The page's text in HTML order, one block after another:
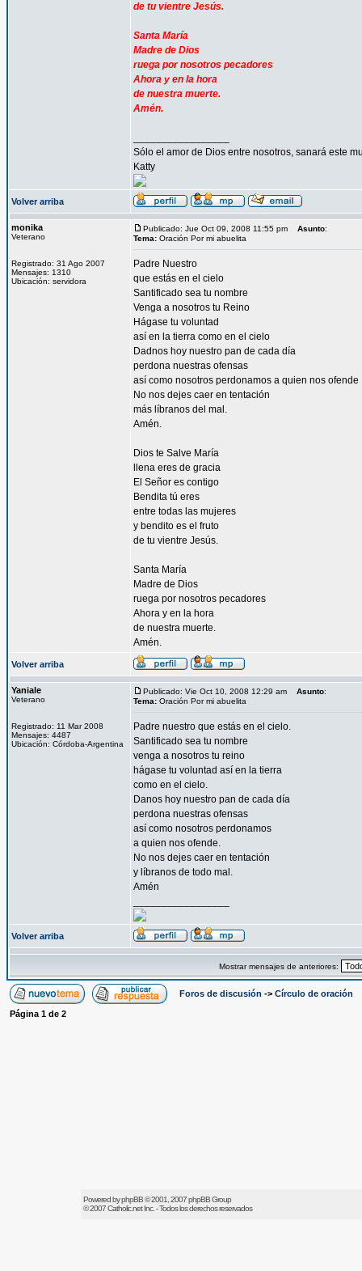
de tu vientre Jesús.
Santa María
Madre de Dios
ruega por nosotros pecadores
Ahora y en la hora
de nuestra muerte.
Amén.
Sólo el amor de Dios entre nosotros, sanará este
Katty
Volver arriba
monika
Veterano
Registrado: 31 Ago 2007
Mensajes: 1310
Ubicación: servidora
Publicado: Jue Oct 09, 2008 11:55 pm Asunto:
Tema: Oración Por mi abuelita
Padre Nuestro
que estás en el cielo
Santificado sea tu nombre
Venga a nosotros tu Reino
Hágase tu voluntad
así en la tierra como en el cielo
Dadnos hoy nuestro pan de cada día
perdona nuestras ofensas
así como nosotros perdonamos a quien nos ofende
No nos dejes caer en tentación
más líbranos del mal.
Amén.
Dios te Salve María
llena eres de gracia
El Señor es contigo
Bendita tú eres
entre todas las mujeres
y bendito es el fruto
de tu vientre Jesús.
Santa María
Madre de Dios
ruega por nosotros pecadores
Ahora y en la hora
de nuestra muerte.
Amén.
Volver arriba
Yaniale
Veterano
Registrado: 11 Mar 2008
Mensajes: 4487
Ubicación: Córdoba-Argentina
Publicado: Vie Oct 10, 2008 12:29 am Asunto:
Tema: Oración Por mi abuelita
Padre nuestro que estás en el cielo.
Santificado sea tu nombre
venga a nosotros tu reino
hágase tu voluntad así en la tierra
como en el cielo.
Danos hoy nuestro pan de cada día
perdona nuestras ofensas
así como nosotros perdonamos
a quien nos ofende.
No nos dejes caer en tentación
y líbranos de todo mal.
Amén
Volver arriba
Mostrar mensajes de anteriores:
Foros de discusión -> Círculo de oración
Página 1 de 2
Powered byphpBB© 2001, 2007 phpBB Group
© 2007Catholic.netInc. - Todos los derechos reservados